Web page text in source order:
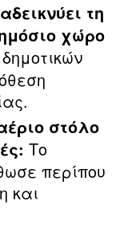
τη
χώρο
στόλο
Το
περίπου
και